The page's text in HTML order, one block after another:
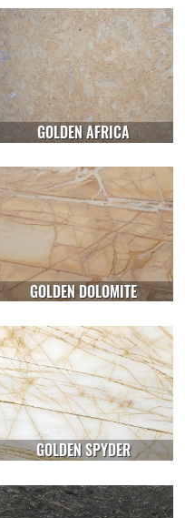
GOLDEN AFRICA
GOLDEN DOLOMITE
GOLDEN SPYDER